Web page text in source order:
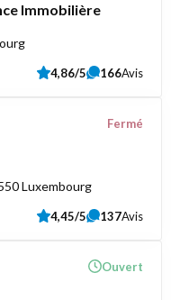
Immobilière
4,86/5 166Avis
Luxembourg
Fermé
4,45/5 137Avis
Ouvert